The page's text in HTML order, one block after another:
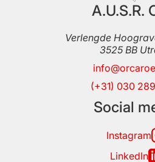
A.U.S.R.
Verlengde
3525 BB
(+31) 030
Social
Instagram
LinkedIn